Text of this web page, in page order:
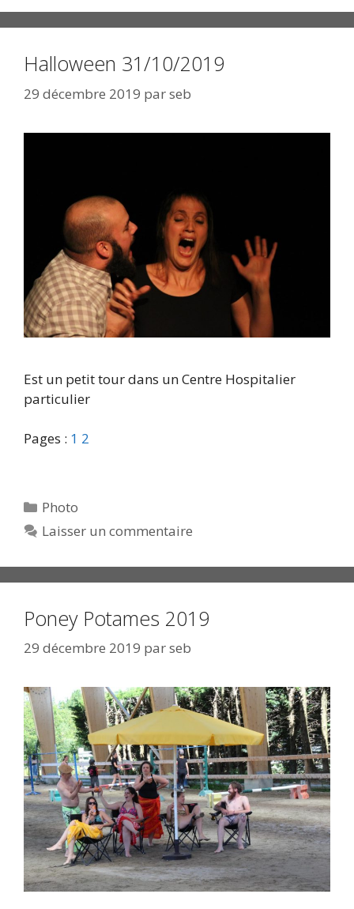
Halloween 31/10/2019
29 décembre 2019 parseb
Est un petit tour dans un Centre Hospitalier
particulier
Pages : 1 2
Catégories
Photo
Laisser un commentaire
Poney Potames 2019
29 décembre 2019 parseb